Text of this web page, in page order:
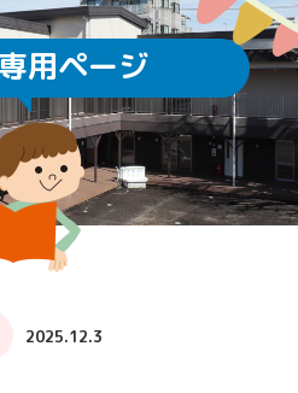
用ページ
2025.12.3